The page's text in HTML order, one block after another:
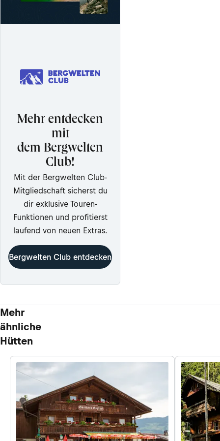
Mehr entdecken
mit
dem Bergwelten
Club!
Mit der Bergwelten Club-
Mitgliedschaft sicherst du
dir exklusive Touren-
Funktionen und profitierst
laufend von neuen Extras.
Bergwelten Club entdecken
Mehr
ähnliche
Hütten